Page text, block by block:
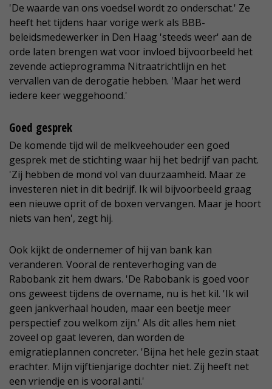
'De waarde van ons voedsel wordt zo onderschat.' Ze
heeft het tijdens haar vorige werk als BBB-
beleidsmedewerker in Den Haag 'steeds weer' aan de
orde laten brengen wat voor invloed bijvoorbeeld het
zevende actieprogramma Nitraatrichtlijn en het
vervallen van de derogatie hebben. 'Maar het werd
iedere keer weggehoond.'
Goed gesprek
De komende tijd wil de melkveehouder een goed
gesprek met de stichting waar hij het bedrijf van pacht.
'Zij hebben de mond vol van duurzaamheid. Maar ze
investeren niet in dit bedrijf. Ik wil bijvoorbeeld graag
een nieuwe oprit of de boxen vervangen. Maar je hoort
niets van hen', zegt hij.
Ook kijkt de ondernemer of hij van bank kan
veranderen. Vooral de renteverhoging van de
Rabobank zit hem dwars. 'De Rabobank is goed voor
ons geweest tijdens de overname, nu is het kil. 'Ik wil
geen jankverhaal houden, maar een beetje meer
perspectief zou welkom zijn.' Als dit alles hem niet
zoveel op gaat leveren, dan worden de
emigratieplannen concreter. 'Bijna het hele gezin staat
erachter. Mijn vijftienjarige dochter niet. Zij heeft net
een vriendje en is vooral anti.'